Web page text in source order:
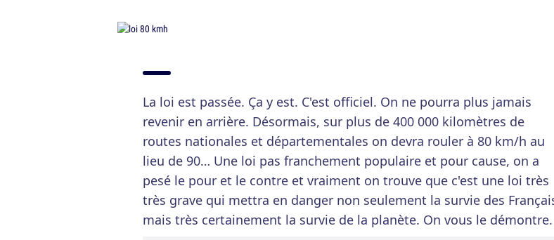
La loi est passée. Ça y est. C'est officiel. On ne pourra plus jamais
revenir en arrière. Désormais, sur plus de 400 000 kilomètres de
routes nationales et départementales on devra rouler à 80 km/h au
lieu de 90… Une loi pas franchement populaire et pour cause, on a
pesé le pour et le contre et vraiment on trouve que c'est une loi très
très grave qui mettra en danger non seulement la survie des
mais très certainement la survie de la planète. On vous le démontre.